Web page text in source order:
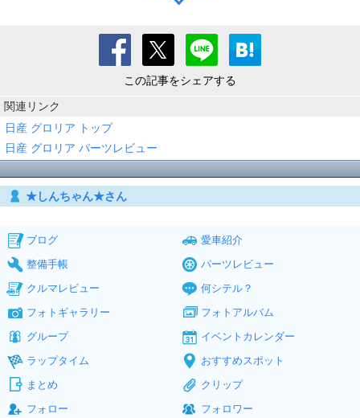
この記事をシェアする
関連リンク
日産 グロリア トップ
日産 グロリア パーツレビュー
★しんちゃん★さん
ブログ
愛車紹介
整備手帳
パーツレビュー
クルマレビュー
何シテル？
フォトギャラリー
フォトアルバム
グループ
イベントカレンダー
ラップタイム
おすすめスポット
まとめ
クリップ
フォロー
フォロワー